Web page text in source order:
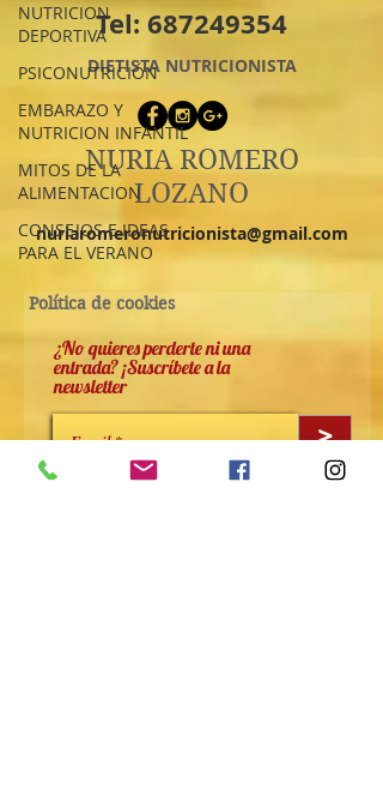
NUTRICION
DEPORTIVA
PSICONUTRICIÓN
EMBARAZO Y
NUTRICION INFANTIL
MITOS DE LA
ALIMENTACION
CONSEJOS E IDEAS
PARA EL VERANO
Tel: 687249354
DIETISTA NUTRICIONISTA
NURIA ROMERO
LOZANO
nuriaromeronutricionista@gmail.com
Política de cookies
¿No quieres perderte ni una
entrada? ¡Suscríbete a la
newsletter
>